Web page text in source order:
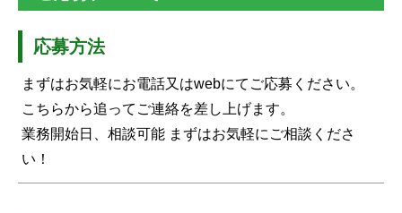
応募方法
まずはお気軽にお電話又はwebにてご応募ください。
こちらから追ってご連絡を差し上げます。
業務開始日、相談可能 まずはお気軽にご相談くださ
い！